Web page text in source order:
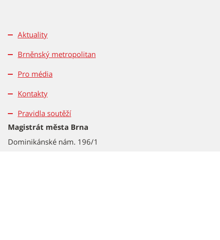
Aktuality
Brněnský metropolitan
Pro média
Kontakty
Pravidla soutěží
Magistrát města Brna
Dominikánské nám. 196/1